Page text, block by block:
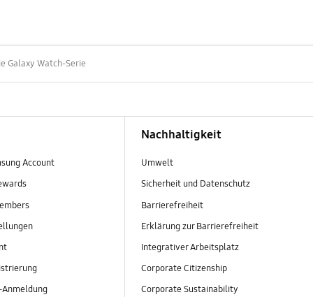
Galaxy Watch-Serie
Account
Nachhaltigkeit
Umwelt
Sicherheit und Datenschutz
Barrierefreiheit
Erklärung zur Barrierefreiheit
Integrativer Arbeitsplatz
Corporate Citizenship
Corporate Sustainability